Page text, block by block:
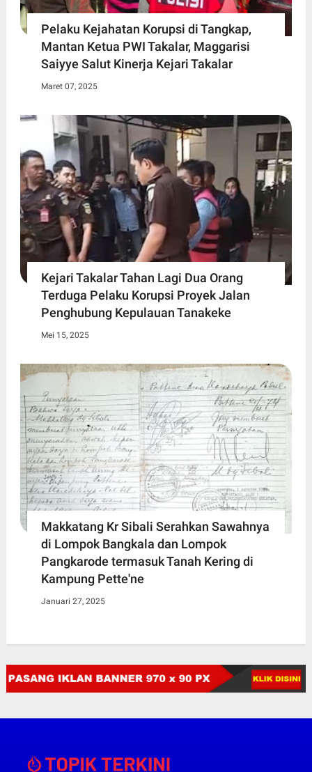
Pelaku Kejahatan Korupsi di Tangkap,
Mantan Ketua PWI Takalar, Maggarisi
Saiyye Salut Kinerja Kejari Takalar
Maret 07, 2025
Kejari Takalar Tahan Lagi Dua Orang
Terduga Pelaku Korupsi Proyek Jalan
Penghubung Kepulauan Tanakeke
Mei 15, 2025
Makkatang Kr Sibali Serahkan Sawahnya
di Lompok Bangkala dan Lompok
Pangkarode termasuk Tanah Kering di
Kampung Pette'ne
Januari 27, 2025